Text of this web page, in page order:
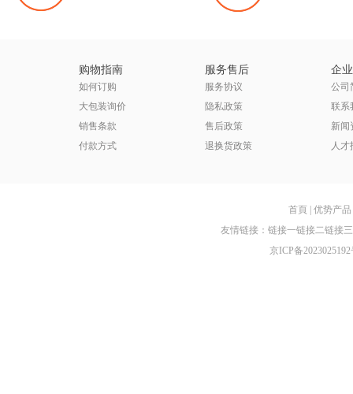
购物指南
如何订购
大包装询价
销售条款
付款方式
服务售后
服务协议
隐私政策
售后政策
退换货政策
企
公司
联系
新闻
人才
首頁 优势产品
友情链接： 链接一链接二链接三
京ICP备